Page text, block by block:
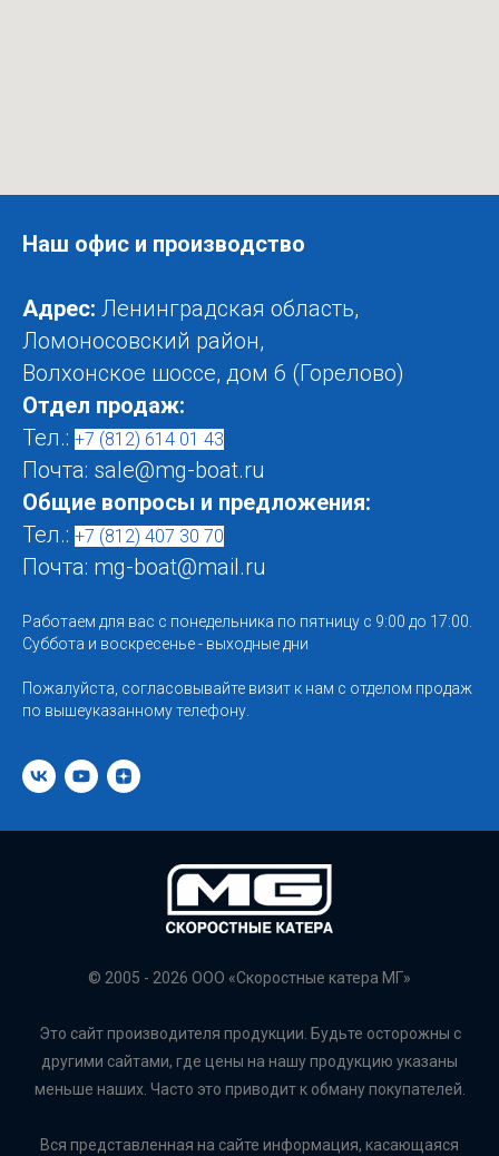
Наш офис и производство
Адрес: Ленинградская область,
Ломоносовский район,
Волхонское шоссе, дом 6 (Горелово)
Отдел продаж:
Тел.: +7 (812) 614 01 43
Почта: sale@mg-boat.ru
Общие вопросы и предложения:
Тел.: +7 (812) 407 30 70
Почта: mg-boat@mail.ru
Работаем для вас с понедельника по пятницу с 9:00 до 17:00.
Суббота и воскресенье - выходные дни
Пожалуйста, согласовывайте визит к нам с отделом продаж
по вышеуказанному телефону.
© 2005 - 2026 ООО «Скоростные катера МГ»
Это сайт производителя продукции. Будьте осторожны с
другими сайтами, где цены на нашу продукцию указаны
меньше наших. Часто это приводит к обману покупателей.
Вся представленная на сайте информация, касающаяся